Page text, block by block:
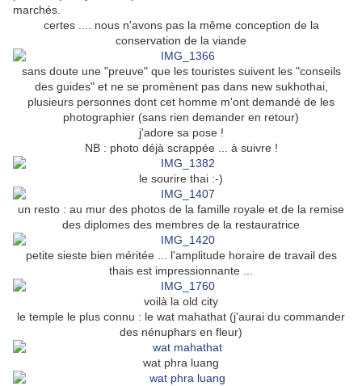
marchés.
certes .... nous n'avons pas la même conception de la
conservation de la viande
sans doute une "preuve" que les touristes suivent les "conseils
des guides" et ne se promènent pas dans new sukhothai,
plusieurs personnes dont cet homme m'ont demandé de les
photographier (sans rien demander en retour)
j'adore sa pose !
NB : photo déjà scrappée ... à suivre !
le sourire thai :-)
un resto : au mur des photos de la famille royale et de la remise
des diplomes des membres de la restauratrice
petite sieste bien méritée ... l'amplitude horaire de travail des
thais est impressionnante ...
voilà la old city
le temple le plus connu : le wat mahathat (j'aurai du commander
des nénuphars en fleur)
wat phra luang